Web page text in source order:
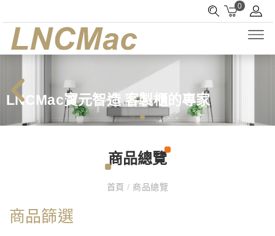
0
LNCMac寶元智造 客製櫃的專家
商品總覽
首頁/ 商品總覽
商品篩選